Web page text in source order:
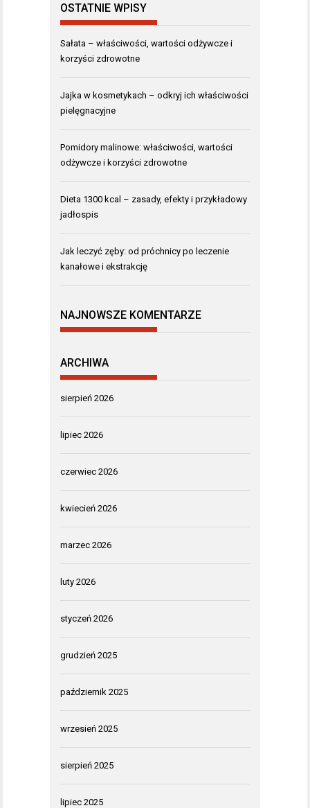
OSTATNIE WPISY
Sałata – właściwości, wartości odżywcze i
korzyści zdrowotne
Jajka w kosmetykach – odkryj ich właściwości
pielęgnacyjne
Pomidory malinowe: właściwości, wartości
odżywcze i korzyści zdrowotne
Dieta 1300 kcal – zasady, efekty i przykładowy
jadłospis
Jak leczyć zęby: od próchnicy po leczenie
kanałowe i ekstrakcję
NAJNOWSZE KOMENTARZE
ARCHIWA
sierpień 2026
lipiec 2026
czerwiec 2026
kwiecień 2026
marzec 2026
luty 2026
styczeń 2026
grudzień 2025
październik 2025
wrzesień 2025
sierpień 2025
lipiec 2025